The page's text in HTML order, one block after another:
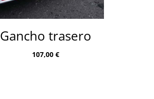
Gancho trasero
107,00€